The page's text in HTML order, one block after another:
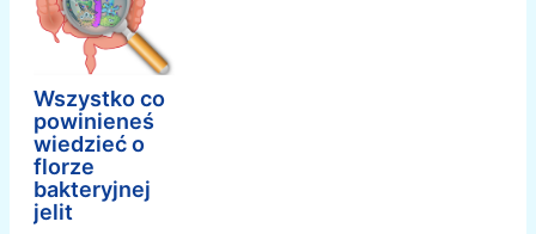
Wszystko co
powinieneś
wiedzieć o
florze
bakteryjnej
jelit